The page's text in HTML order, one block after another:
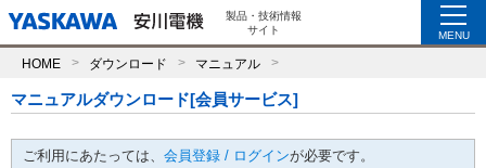
製品・技術情報
サイト
MENU
HOME ダウンロード マニュアル
マニュアルダウンロード[会員サービス]
ご利用にあたっては、 会員登録 / ログインが必要です。